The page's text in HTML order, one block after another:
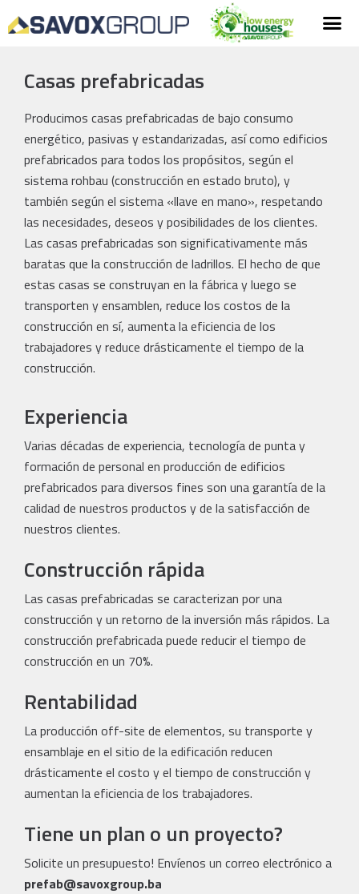
Casas prefabricadas
Producimos casas prefabricadas de bajo consumo
energético, pasivas y estandarizadas, así como edificios
prefabricados para todos los propósitos, según el
sistema rohbau (construcción en estado bruto), y
también según el sistema «llave en mano», respetando
las necesidades, deseos y posibilidades de los clientes.
Las casas prefabricadas son significativamente más
baratas que la construcción de ladrillos. El hecho de que
estas casas se construyan en la fábrica y luego se
transporten y ensamblen, reduce los costos de la
construcción en sí, aumenta la eficiencia de los
trabajadores y reduce drásticamente el tiempo de la
construcción.
Experiencia
Varias décadas de experiencia, tecnología de punta y
formación de personal en producción de edificios
prefabricados para diversos fines son una garantía de la
calidad de nuestros productos y de la satisfacción de
nuestros clientes.
Construcción rápida
Las casas prefabricadas se caracterizan por una
construcción y un retorno de la inversión más rápidos. La
construcción prefabricada puede reducir el tiempo de
construcción en un 70%.
Rentabilidad
La producción off-site de elementos, su transporte y
ensamblaje en el sitio de la edificación reducen
drásticamente el costo y el tiempo de construcción y
aumentan la eficiencia de los trabajadores.
Tiene un plan o un proyecto?
Solicite un presupuesto! Envíenos un correo electrónico a
prefab@savoxgroup.ba